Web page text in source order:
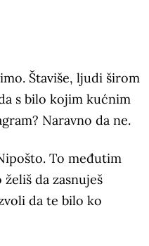
Štaviše, ljudi širom
s bilo kojim kućnim
Naravno da ne.
To međutim
da zasnuješ
da te bilo ko